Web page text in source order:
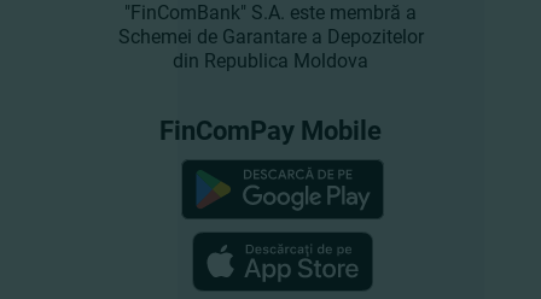
"FinComBank" S.A. este membră a
Schemei de Garantare a Depozitelor
din Republica Moldova
FinComPay Mobile